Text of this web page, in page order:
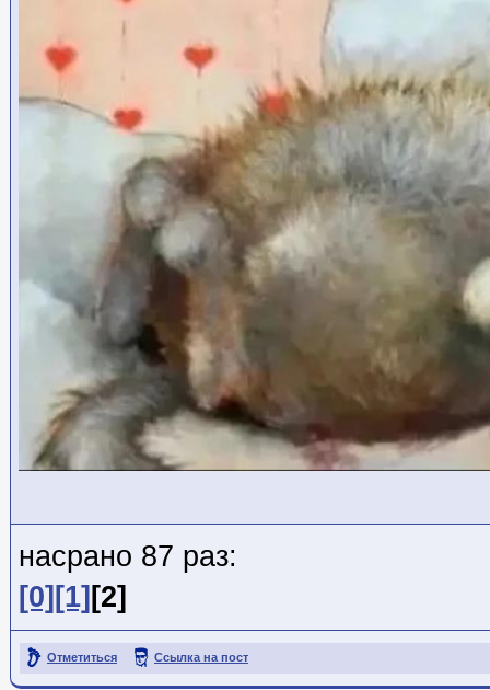
насрано 87 раз:
[0] [1] [2]
Отметиться Ссылка на пост